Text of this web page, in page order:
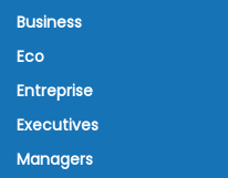
Business
Eco
Entreprise
Executives
Managers